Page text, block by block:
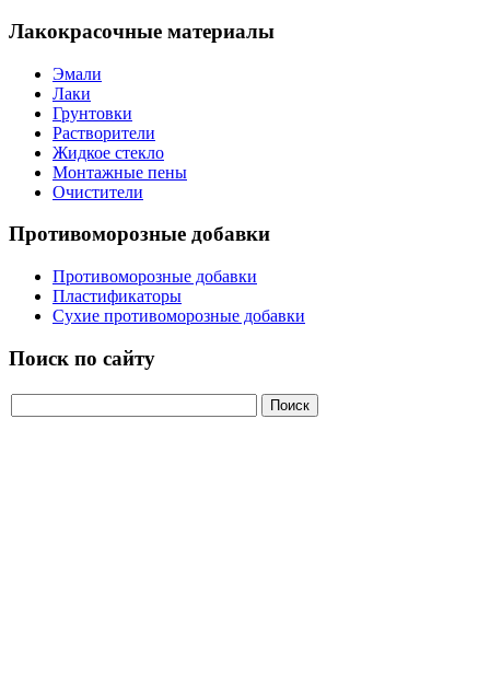
Лакокрасочные материалы
Эмали
Лаки
Грунтовки
Растворители
Жидкое стекло
Монтажные пены
Очистители
Противоморозные добавки
Противоморозные добавки
Пластификаторы
Сухие противоморозные добавки
Поиск по сайту